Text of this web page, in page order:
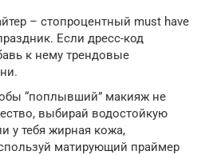
– стопроцентный must have
Если дресс-код
к нему трендовые
“поплывший” макияж не
выбирай водостойкую
у тебя жирная кожа,
матирующий праймер